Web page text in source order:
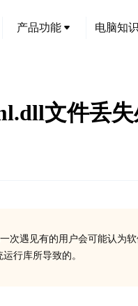
产品功能 电脑知
文件丢
遇见有的用户会可能认为软
行库所导致的。